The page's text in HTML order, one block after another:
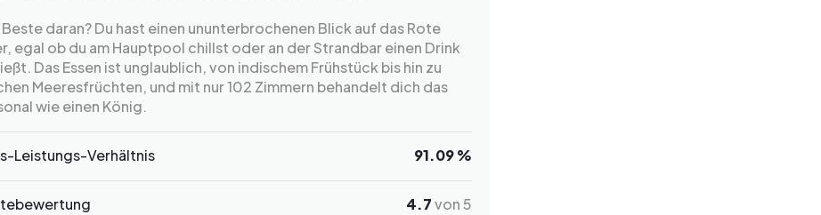
Beste daran? Du hast einen ununterbrochenen Blick auf das Rote
egal ob du am Hauptpool chillst oder an der Strandbar einen Drink
Das Essen ist unglaublich, von indischem Frühstück bis hin zu
Meeresfrüchten, und mit nur 102 Zimmern behandelt dich das
wie einen König.
Leistungs-Verhältnis 91.09 %
4.7von 5